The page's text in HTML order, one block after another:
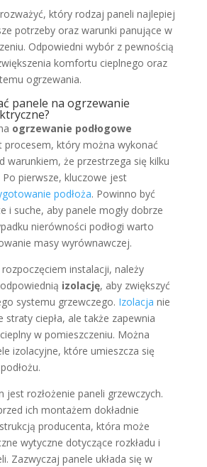
który rodzaj paneli najlepiej
potrzeby oraz warunki panujące w
Odpowiedni wybór z pewnością
komfortu cieplnego oraz
ogrzewania.
panele na ogrzewanie
ogrzewanie podłogowe
procesem, który można wykonać
warunkiem, że przestrzega się kilku
pierwsze, kluczowe jest
podłoża. Powinno być
i suche, aby panele mogły dobrze
nierówności podłogi warto
masy wyrównawczej.
instalacji, należy
izolację, aby zwiększyć
systemu grzewczego. Izolacja nie
ciepła, ale także zapewnia
w pomieszczeniu. Można
izolacyjne, które umieszcza się
jest rozłożenie paneli grzewczych.
ich montażem dokładnie
producenta, która może
wytyczne dotyczące rozkładu i
Zazwyczaj panele układa się w